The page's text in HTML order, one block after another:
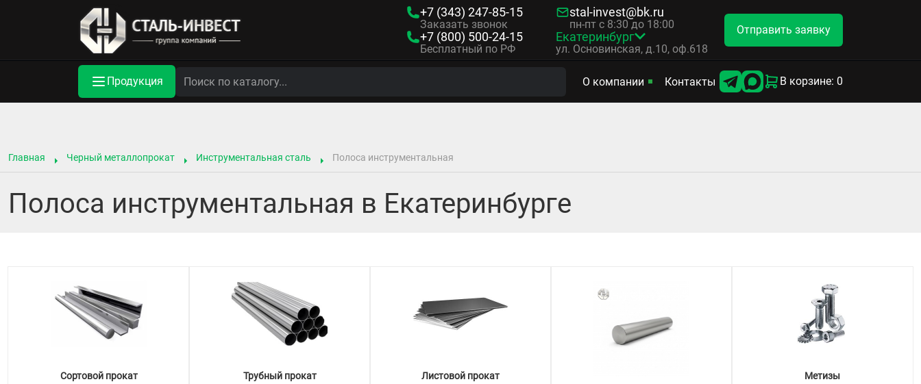
+7 (343) 247-85-15
Заказать звонок
+7 (800) 500-24-15
Бесплатный по РФ
stal-invest@bk.ru
пн-пт с 8:30 до 18:00
Екатеринбург
ул. Основинская, д.10, оф.618
Отправить заявку
Продукция О компании Контакты В корзине: 0
Главная Черный металлопрокат Инструментальная сталь Полоса инструментальная
Полоса инструментальная в Екатеринбурге
Сортовой прокат Трубный прокат
Листовой прокат
Метизы